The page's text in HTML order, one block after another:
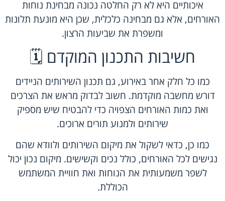
איכותיים היא לא רק החלטה נכונה מבחינת נוחות
האורחים, אלא גם מבחינה כלכלית, שכן היא מונעת תלונות
ומשפרת את שביעות הרצון.
חשיבות התכנון המוקדם 🗓️
כמו כל חלק אחר באירוע, גם תכנון השירותים הניידים
דורש מחשבה מוקדמת. חשוב לבדוק מראש את הצרכים
ואת כמות האורחים הצפויה כדי להבטיח שיש מספיק
שירותים ולמנוע תורים ארוכים.
כמו כן, כדאי לשקול את מיקום השירותים ולוודא שהם
נגישים לכל האורחים, כולל נכים וקשישים. מיקום נכון יכול
לשפר משמעותית את הנוחות ואת חוויית המשתמש
הכוללת.